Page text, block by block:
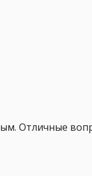
Отличные